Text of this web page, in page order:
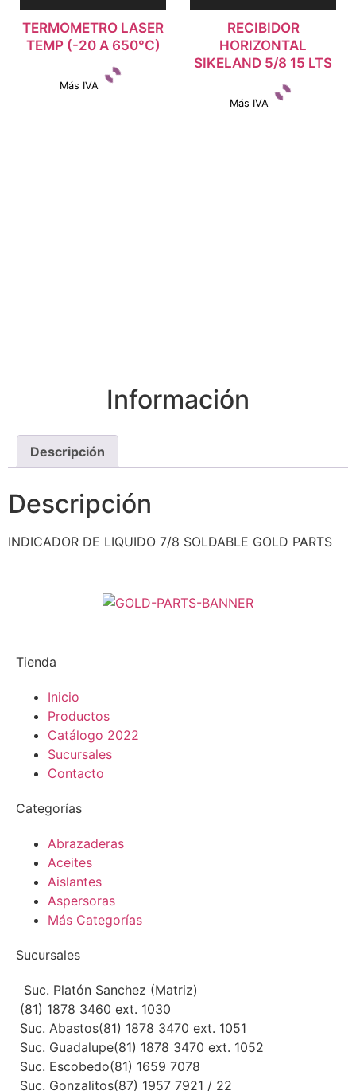
TERMOMETRO LASER
TEMP (-20 A 650°C)
Más IVA
RECIBIDOR
HORIZONTAL
SIKELAND 5/8 15 LTS
Más IVA
Información
Descripción
Descripción
INDICADOR DE LIQUIDO 7/8 SOLDABLE GOLD PARTS
Tienda
Inicio
Productos
Catálogo 2022
Sucursales
Contacto
Categorías
Abrazaderas
Aceites
Aislantes
Aspersoras
Más Categorías
Sucursales
Suc. Platón Sanchez (Matriz)
(81) 1878 3460 ext. 1030
Suc. Abastos(81) 1878 3470 ext. 1051
Suc. Guadalupe(81) 1878 3470 ext. 1052
Suc. Escobedo(81) 1659 7078
Suc. Gonzalitos(87) 1957 7921 / 22